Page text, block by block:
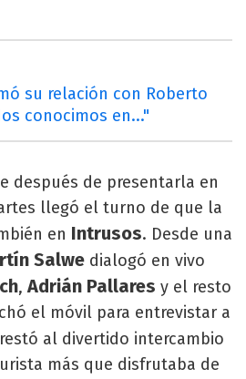
su relación con Roberto
conocimos en..."
después de presentarla en
llegó el turno de que la
en Intrusos. Desde una
Salwe dialogó en vivo
,Adrián Pallares y el resto
el móvil para entrevistar a
al divertido intercambio
más que disfrutaba de